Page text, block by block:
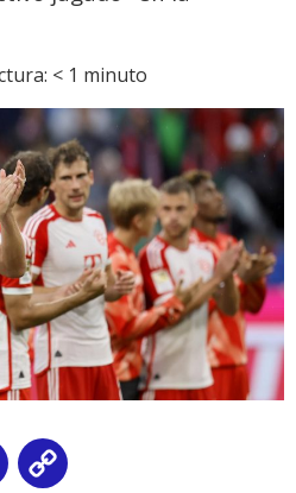
< 1 minuto
Email